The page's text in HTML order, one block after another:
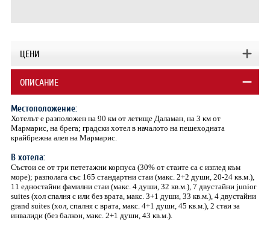
ЦЕНИ
ОПИСАНИЕ
Местоположение:
Хотелът е разположен на 90 км от летище Даламан, на 3 км от
Мармарис, на брега; градски хотел в началото на пешеходната
крайбрежна алея на Мармарис.
В хотела:
Състои се от три пететажни корпуса (30% от стаите са с изглед към
море); разполага със 165 стандартни стаи (макс. 2+2 души, 20-24 кв.м.),
11 едностайни фамилни стаи (макс. 4 души, 32 кв.м.), 7 двустайни junior
suites (хол спалня с или без врата, макс. 3+1 души, 33 кв.м.), 4 двустайни
grand suites (хол, спалня с врата, макс. 4+1 души, 45 кв.м.), 2 стаи за
инвалиди (без балкон, макс. 2+1 души, 43 кв.м.).